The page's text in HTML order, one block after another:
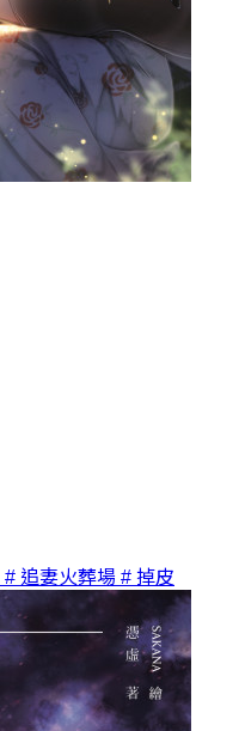
# 追妻火葬場 # 掉皮